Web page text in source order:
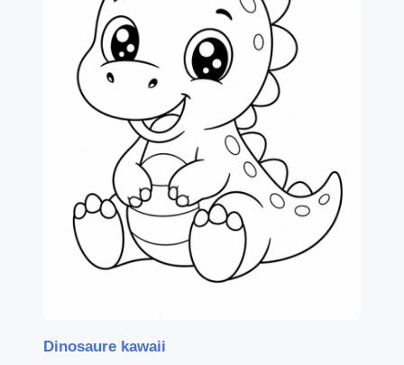
Dinosaure kawaii